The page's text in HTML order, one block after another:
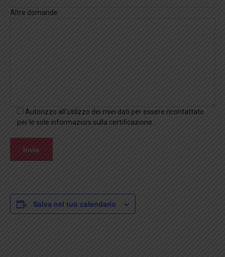
Altre domande
Autorizzo all'utilizzo dei miei dati per essere ricontattato
per le sole informazioni sulla certificazione.
Salva nel tuo calendario